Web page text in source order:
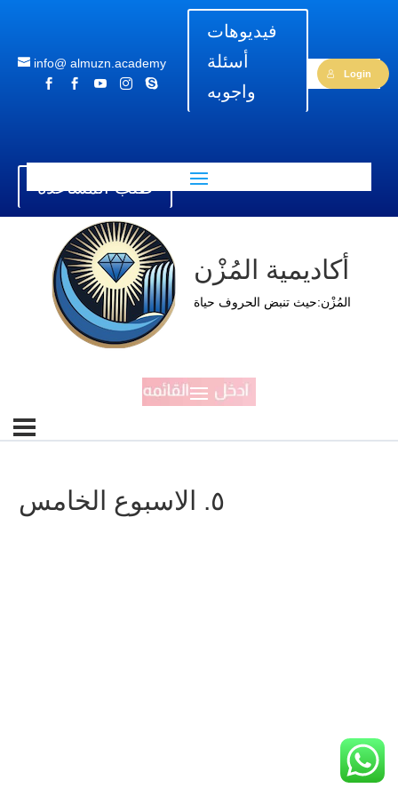
info@ almuzn.academy
    
فيديوهات
أسئلة
واجوبه
Login
طلب المساعدة
أكاديمية المُزْن
المُزْن:حيث تنبض الحروف حياة
٥. الاسبوع الخامس